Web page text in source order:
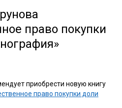
право покупки
приобрести новую книгу
право покупки доли